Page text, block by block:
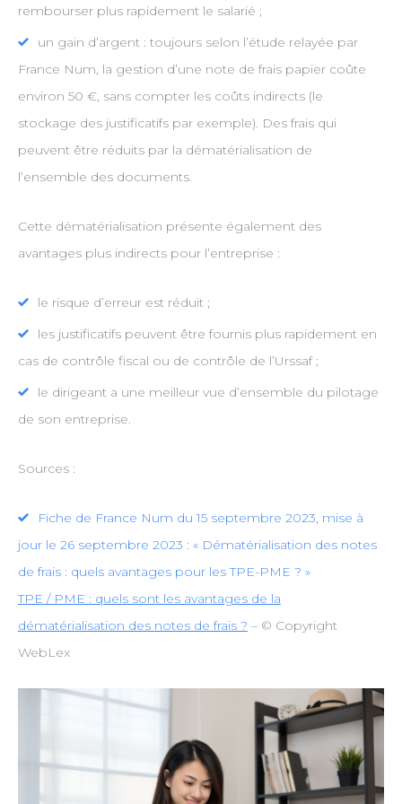
rembourser plus rapidement le salarié ;
un gain d’argent : toujours selon l’étude relayée par
France Num, la gestion d’une note de frais papier coûte
environ 50 €, sans compter les coûts indirects (le
stockage des justificatifs par exemple). Des frais qui
peuvent être réduits par la dématérialisation de
l’ensemble des documents.
Cette dématérialisation présente également des
avantages plus indirects pour l’entreprise :
le risque d’erreur est réduit ;
les justificatifs peuvent être fournis plus rapidement en
cas de contrôle fiscal ou de contrôle de l’Urssaf ;
le dirigeant a une meilleur vue d’ensemble du pilotage
de son entreprise.
Sources :
Fiche de France Num du 15 septembre 2023, mise à
jour le 26 septembre 2023 : « Dématérialisation des notes
de frais : quels avantages pour les TPE-PME ? »
TPE / PME : quels sont les avantages de la
dématérialisation des notes de frais ? – © Copyright
WebLex